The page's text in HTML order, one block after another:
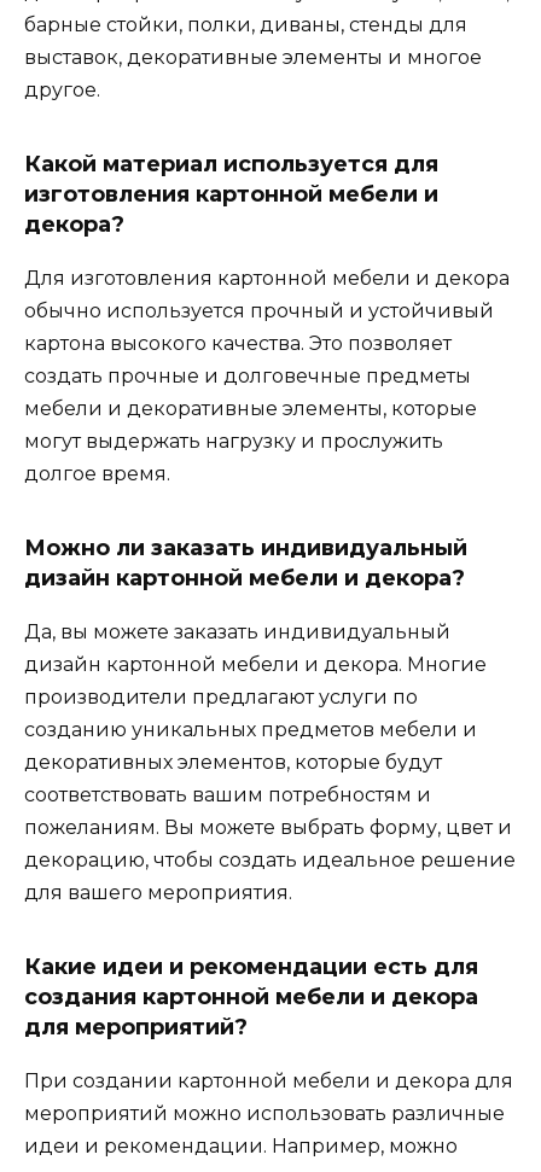
барные стойки, полки, диваны, стенды для
выставок, декоративные элементы и многое
другое.
Какой материал используется для
изготовления картонной мебели и
декора?
Для изготовления картонной мебели и декора
обычно используется прочный и устойчивый
картона высокого качества. Это позволяет
создать прочные и долговечные предметы
мебели и декоративные элементы, которые
могут выдержать нагрузку и прослужить
долгое время.
Можно ли заказать индивидуальный
дизайн картонной мебели и декора?
Да, вы можете заказать индивидуальный
дизайн картонной мебели и декора. Многие
производители предлагают услуги по
созданию уникальных предметов мебели и
декоративных элементов, которые будут
соответствовать вашим потребностям и
пожеланиям. Вы можете выбрать форму, цвет и
декорацию, чтобы создать идеальное решение
для вашего мероприятия.
Какие идеи и рекомендации есть для
создания картонной мебели и декора
для мероприятий?
При создании картонной мебели и декора для
мероприятий можно использовать различные
идеи и рекомендации. Например, можно